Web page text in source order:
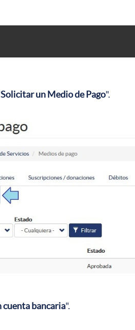
Solicitar un Medio de Pago".
cuenta bancaria".